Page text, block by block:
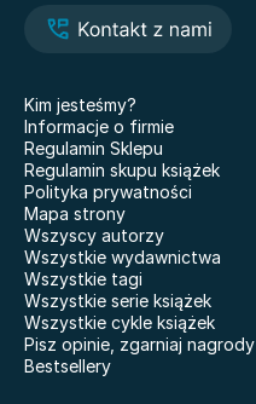
Hazel Wood. Tom 1
Nauczyciele
Nie mówię żegnaj
Co wyszeptał nam deszcz
Właśnie że tak! Nigdy w
życiu! 20 lat później
Kicia Kocia gotuje
Biologia na czasie.
Kim jesteśmy?
Informacje o firmie
Regulamin Sklepu
Regulamin skupu książek
Polityka prywatności
Mapa strony
Wszyscy autorzy
Wszystkie wydawnictwa
Wszystkie tagi
Wszystkie serie książek
Wszystkie cykle książek
Pisz opinie, zgarniaj nagrody
Bestsellery